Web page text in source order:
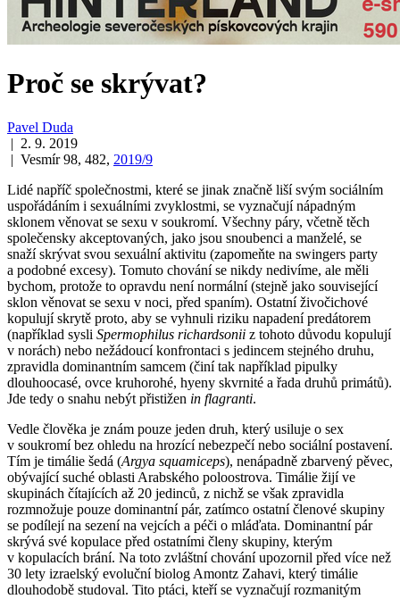
Proč se skrývat?
Pavel Duda
| 2. 9. 2019
| Vesmír 98, 482, 2019/9
Lidé napříč společnostmi, které se jinak značně liší svým sociálním
uspořádáním i sexuálními zvyklostmi, se vyznačují nápadným
sklonem věnovat se sexu v soukromí. Všechny páry, včetně těch
společensky akceptovaných, jako jsou snoubenci a manželé, se
snaží skrývat svou sexuální aktivitu (zapomeňte na swingers party
a podobné excesy). Tomuto chování se nikdy nedivíme, ale měli
bychom, protože to opravdu není normální (stejně jako související
sklon věnovat se sexu v noci, před spaním). Ostatní živočichové
kopulují skrytě proto, aby se vyhnuli riziku napadení predátorem
(například sysli Spermophilus richardsonii z tohoto důvodu kopulují
v norách) nebo nežádoucí konfrontaci s jedincem stejného druhu,
zpravidla dominantním samcem (činí tak například pipulky
dlouhoocasé, ovce kruhorohé, hyeny skvrnité a řada druhů primátů).
Jde tedy o snahu nebýt přistižen in flagranti.
Vedle člověka je znám pouze jeden druh, který usiluje o sex
v soukromí bez ohledu na hrozící nebezpečí nebo sociální postavení.
Tím je timálie šedá (Argya squamiceps), nenápadně zbarvený pěvec,
obývající suché oblasti Arabského poloostrova. Timálie žijí ve
skupinách čítajících až 20 jedinců, z nichž se však zpravidla
rozmnožuje pouze dominantní pár, zatímco ostatní členové skupiny
se podílejí na sezení na vejcích a péči o mláďata. Dominantní pár
skrývá své kopulace před ostatními členy skupiny, kterým
v kopulacích brání. Na toto zvláštní chování upozornil před více než
30 lety izraelský evoluční biolog Amontz Zahavi, který timálie
dlouhodobě studoval. Tito ptáci, kteří se vyznačují rozmanitým